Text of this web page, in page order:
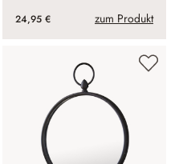
24,95 € zum Produkt